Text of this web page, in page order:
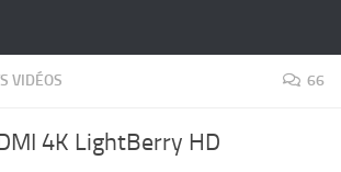
VIDÉOS 66
4K LightBerry HD